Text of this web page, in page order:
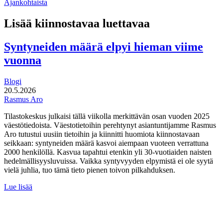
Ajankohtaista
Lisää kiinnostavaa luettavaa
Syntyneiden määrä elpyi hieman viime
vuonna
Blogi
20.5.2026
Rasmus Aro
Tilastokeskus julkaisi tällä viikolla merkittävän osan vuoden 2025
väestötiedoista. Väestotietoihin perehtynyt asiantuntijamme Rasmus
Aro tutustui uusiin tietoihin ja kiinnitti huomiota kiinnostavaan
seikkaan: syntyneiden määrä kasvoi aiempaan vuoteen verrattuna
2000 henkilöllä. Kasvua tapahtui etenkin yli 30-vuotiaiden naisten
hedelmällisyysluvuissa. Vaikka syntyvyyden elpymistä ei ole syytä
vielä juhlia, tuo tämä tieto pienen toivon pilkahduksen.
Lue lisää